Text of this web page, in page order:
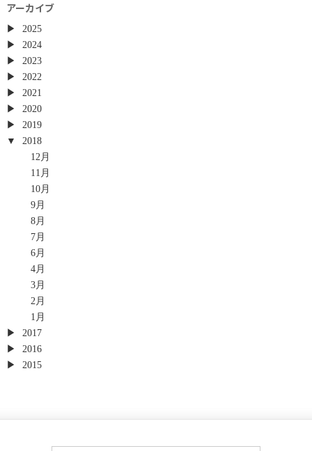
アーカイブ
2025
2024
2023
2022
2021
2020
2019
2018
12月
11月
10月
9月
8月
7月
6月
4月
3月
2月
1月
2017
2016
2015